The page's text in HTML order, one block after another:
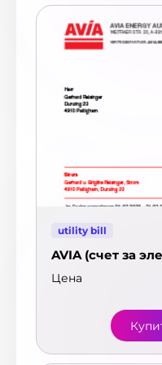
utility bill
AVIA (счет за
Цена